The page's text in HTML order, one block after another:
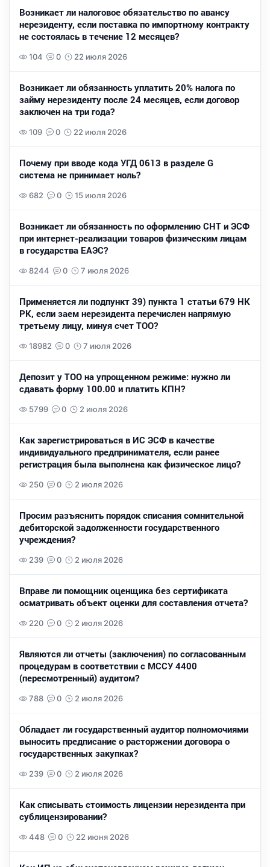
Возникает ли налоговое обязательство по авансу
нерезиденту, если поставка по импортному контракту
не состоялась в течение 12 месяцев?
104 0 22 июля 2026
Возникает ли обязанность уплатить 20% налога по
займу нерезиденту после 24 месяцев, если договор
заключен на три года?
109 0 22 июля 2026
Почему при вводе кода УГД 0613 в разделе G
система не принимает ноль?
682 0 15 июля 2026
Возникает ли обязанность по оформлению СНТ и ЭСФ
при интернет-реализации товаров физическим лицам
в государства ЕАЭС?
8244 0 7 июля 2026
Применяется ли подпункт 39) пункта 1 статьи 679 НК
РК, если заем нерезидента перечислен напрямую
третьему лицу, минуя счет ТОО?
18982 0 7 июля 2026
Депозит у ТОО на упрощенном режиме: нужно ли
сдавать форму 100.00 и платить КПН?
5799 0 2 июля 2026
Как зарегистрироваться в ИС ЭСФ в качестве
индивидуального предпринимателя, если ранее
регистрация была выполнена как физическое лицо?
250 0 2 июля 2026
Просим разъяснить порядок списания сомнительной
дебиторской задолженности государственного
учреждения?
239 0 2 июля 2026
Вправе ли помощник оценщика без сертификата
осматривать объект оценки для составления отчета?
220 0 2 июля 2026
Являются ли отчеты (заключения) по согласованным
процедурам в соответствии с МССУ 4400
(пересмотренный) аудитом?
788 0 2 июля 2026
Обладает ли государственный аудитор полномочиями
выносить предписание о расторжении договора о
государственных закупках?
239 0 2 июля 2026
Как списывать стоимость лицензии нерезидента при
сублицензировании?
448 0 22 июня 2026